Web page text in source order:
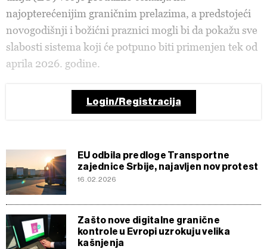
najopterećenijim graničnim prelazima, a predstojeći
novogodišnji i božićni praznici mogli bi da pokažu sve
slabosti sistema koji će potpuno biti primenjen tek od
aprila 2026. godine.
Login/Registracija
EU odbila predloge Transportne
zajednice Srbije, najavljen nov protest
16.02.2026
Zašto nove digitalne granične
kontrole u Evropi uzrokuju velika
kašnjenja